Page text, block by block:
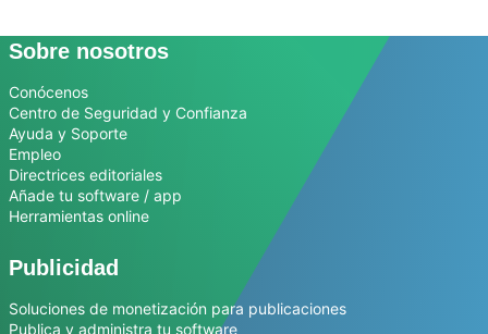
Sobre nosotros
Conócenos
Centro de Seguridad y Confianza
Ayuda y Soporte
Empleo
Directrices editoriales
Añade tu software / app
Herramientas online
Publicidad
Soluciones de monetización para publicaciones
Publica y administra tu software